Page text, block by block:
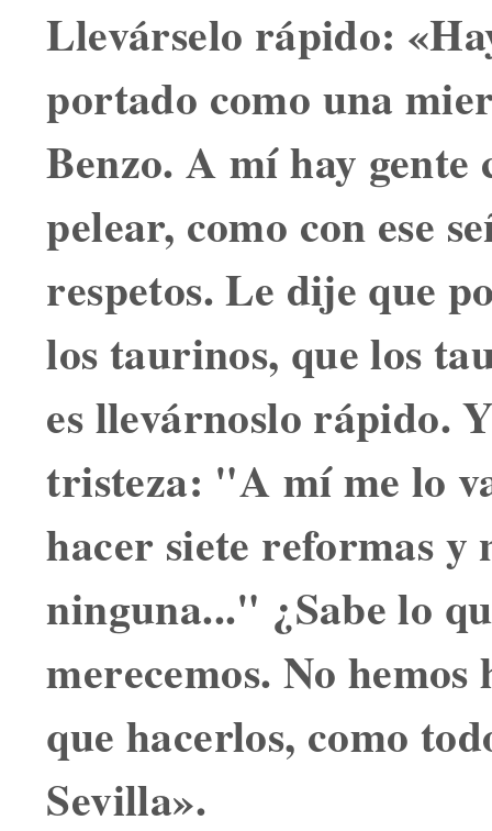
Llevárselo rápido:
portado como una
Benzo. A mí hay gente
pelear, como con ese
respetos. Le dije que
los taurinos, que los
es llevárnoslo rápido.
tristeza: "A mí me lo
hacer siete reformas y
ninguna..." ¿Sabe lo
merecemos. No hemos
que hacerlos, como
Sevilla».